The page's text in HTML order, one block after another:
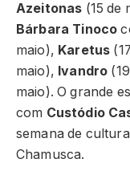
Azeitonas (15 de
Bárbara Tinoco
maio), Karetus
maio), Ivandro
maio). O grande
com Custódio
semana de
Chamusca.